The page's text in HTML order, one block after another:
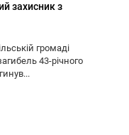
захисник з
громаді
43-річного